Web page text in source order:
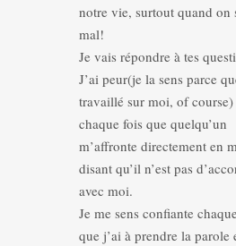
notre vie, surtout quand on
mal!
Je vais répondre à tes
J’ai peur(je la sens parce
travaillé sur moi, of course)
chaque fois que quelqu’un
m’affronte directement en
disant qu’il n’est pas
avec moi.
Je me sens confiante
que j’ai à prendre la parole